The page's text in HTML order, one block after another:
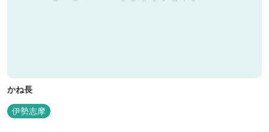
かね長
伊勢志摩